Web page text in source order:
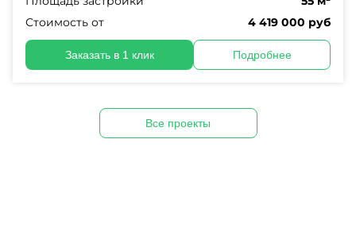
Стоимость от
4 419 000 руб
Заказать в 1 клик Подробнее
Все проекты